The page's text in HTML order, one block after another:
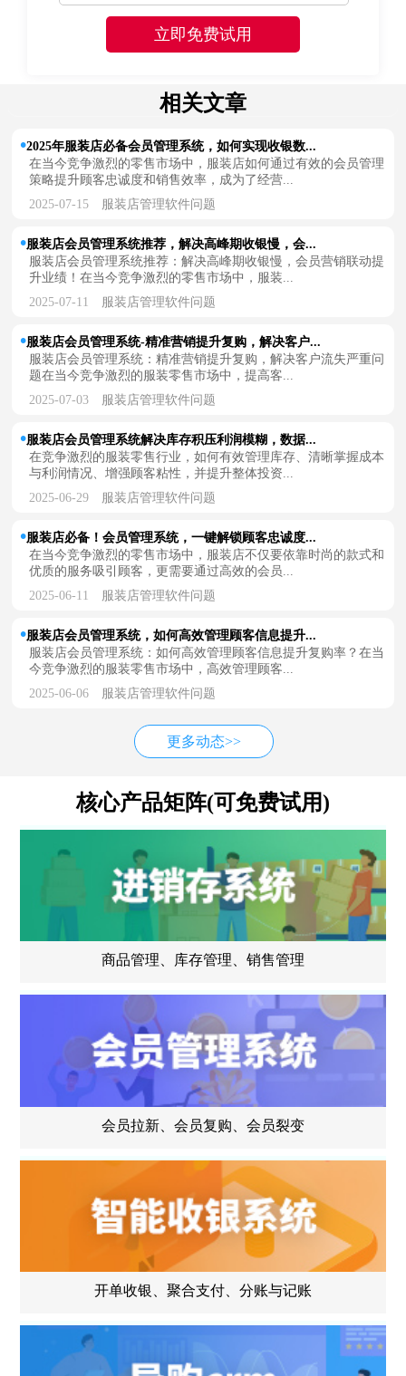
相关文章
2025年服装店必备会员管理系统，如何实现收银数...
在当今竞争激烈的零售市场中，服装店如何通过有效的会员管理
策略提升顾客忠诚度和销售效率，成为了经营...
2025-07-15 服装店管理软件问题
服装店会员管理系统推荐，解决高峰期收银慢，会...
服装店会员管理系统推荐：解决高峰期收银慢，会员营销联动提
升业绩！在当今竞争激烈的零售市场中，服装...
2025-07-11 服装店管理软件问题
服装店会员管理系统-精准营销提升复购，解决客户...
服装店会员管理系统：精准营销提升复购，解决客户流失严重问
题在当今竞争激烈的服装零售市场中，提高客...
2025-07-03 服装店管理软件问题
服装店会员管理系统解决库存积压利润模糊，数据...
在竞争激烈的服装零售行业，如何有效管理库存、清晰掌握成本
与利润情况、增强顾客粘性，并提升整体投资...
2025-06-29 服装店管理软件问题
服装店必备！会员管理系统，一键解锁顾客忠诚度...
在当今竞争激烈的零售市场中，服装店不仅要依靠时尚的款式和
优质的服务吸引顾客，更需要通过高效的会员...
2025-06-11 服装店管理软件问题
服装店会员管理系统，如何高效管理顾客信息提升...
服装店会员管理系统：如何高效管理顾客信息提升复购率？在当
今竞争激烈的服装零售市场中，高效管理顾客...
2025-06-06 服装店管理软件问题
更多动态>>
核心产品矩阵(可免费试用)
商品管理、库存管理、销售管理
会员拉新、会员复购、会员裂变
开单收银、聚合支付、分账与记账